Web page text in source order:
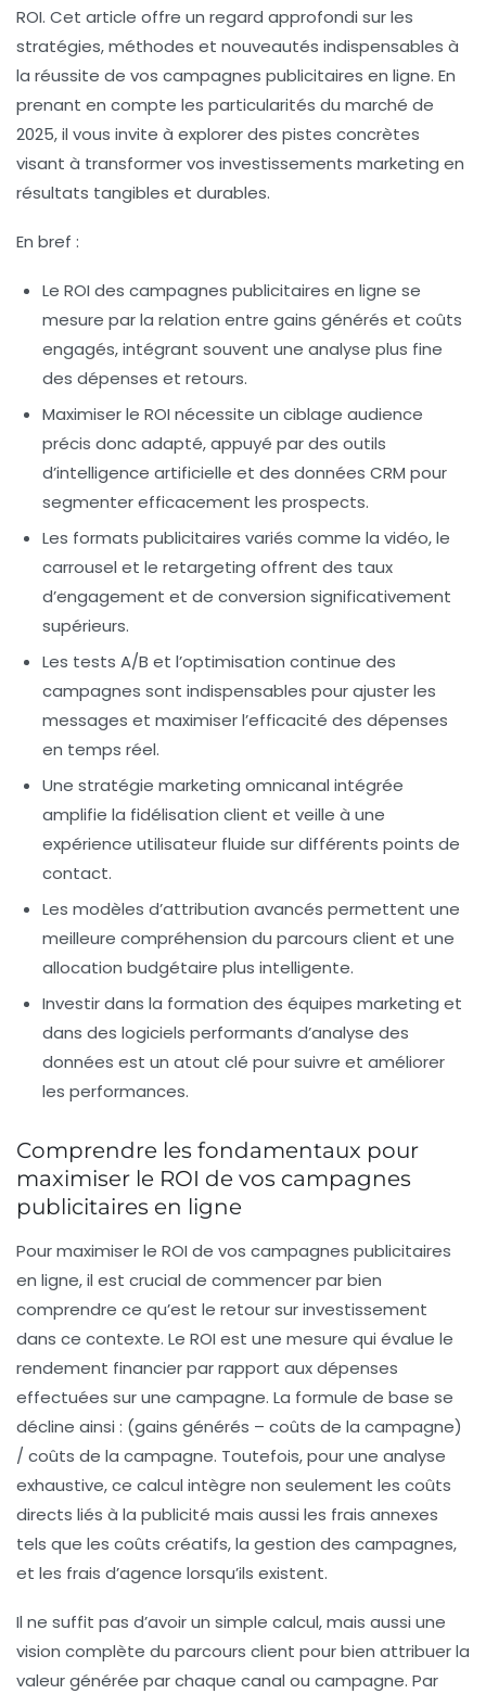
ROI. Cet article offre un regard approfondi sur les
stratégies, méthodes et nouveautés indispensables à
la réussite de vos campagnes publicitaires en ligne. En
prenant en compte les particularités du marché de
2025, il vous invite à explorer des pistes concrètes
visant à transformer vos investissements marketing en
résultats tangibles et durables.
En bref :
Le ROI des campagnes publicitaires en ligne se
mesure par la relation entre gains générés et coûts
engagés, intégrant souvent une analyse plus fine
des dépenses et retours.
Maximiser le ROI nécessite un ciblage audience
précis donc adapté, appuyé par des outils
d’intelligence artificielle et des données CRM pour
segmenter efficacement les prospects.
Les formats publicitaires variés comme la vidéo, le
carrousel et le retargeting offrent des taux
d’engagement et de conversion significativement
supérieurs.
Les tests A/B et l’optimisation continue des
campagnes sont indispensables pour ajuster les
messages et maximiser l’efficacité des dépenses
en temps réel.
Une stratégie marketing omnicanal intégrée
amplifie la fidélisation client et veille à une
expérience utilisateur fluide sur différents points de
contact.
Les modèles d’attribution avancés permettent une
meilleure compréhension du parcours client et une
allocation budgétaire plus intelligente.
Investir dans la formation des équipes marketing et
dans des logiciels performants d’analyse des
données est un atout clé pour suivre et améliorer
les performances.
Comprendre les fondamentaux pour
maximiser le ROI de vos campagnes
publicitaires en ligne
Pour maximiser le ROI de vos campagnes publicitaires
en ligne, il est crucial de commencer par bien
comprendre ce qu’est le retour sur investissement
dans ce contexte. Le ROI est une mesure qui évalue le
rendement financier par rapport aux dépenses
effectuées sur une campagne. La formule de base se
décline ainsi : (gains générés – coûts de la campagne)
/ coûts de la campagne. Toutefois, pour une analyse
exhaustive, ce calcul intègre non seulement les coûts
directs liés à la publicité mais aussi les frais annexes
tels que les coûts créatifs, la gestion des campagnes,
et les frais d’agence lorsqu’ils existent.
Il ne suffit pas d’avoir un simple calcul, mais aussi une
vision complète du parcours client pour bien attribuer la
valeur générée par chaque canal ou campagne. Par